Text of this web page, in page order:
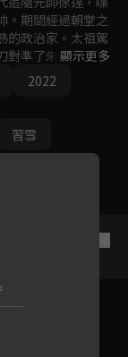
。期間經過朝堂之
的政治家。太祖駕
對準了朱氏皇族。
靖難的旗幟，以
開了一場戰爭，
元永樂。朱棣在
五伐漠北、修治
”。
顯示更多
2022
習雪